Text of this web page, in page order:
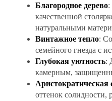
Благородное дерево:
качественной
натуральными
Винтажное тепло:
семейного гнезда с
Глубокая уютность:
камерным,
Аристократическая
оттенок солидности,